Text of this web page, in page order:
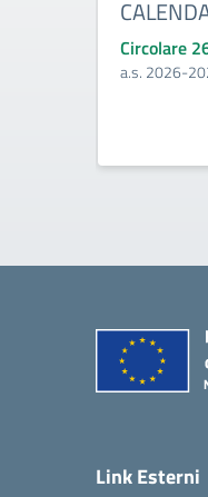
Circolare
a.s. 2026-
Link Esterni